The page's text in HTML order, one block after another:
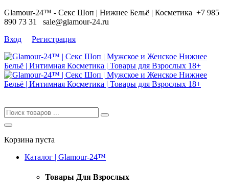
Glamour-24™ - Секс Шоп | Нижнее Бельё | Косметика +7 985
890 73 31 sale@glamour-24.ru
Вход
Регистрация
Корзина пуста
Каталог | Glamour-24™
Товары Для Взрослых